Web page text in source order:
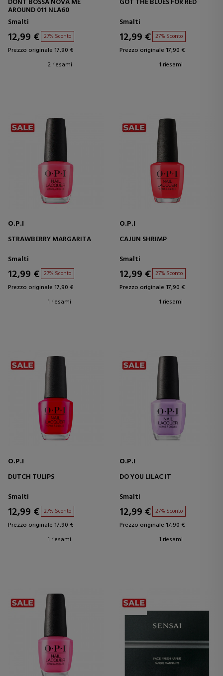
AROUND 011 NLA60
Smalti
12,99 € 27% Sconto
Prezzo originale 17,90 €
2 riesami
Smalti
12,99 € 27% Sconto
Prezzo originale 17,90 €
1 riesami
O.P.I
STRAWBERRY MARGARITA
Smalti
12,99 € 27% Sconto
Prezzo originale 17,90 €
1 riesami
O.P.I
CAJUN SHRIMP
Smalti
12,99 € 27% Sconto
Prezzo originale 17,90 €
1 riesami
O.P.I
DUTCH TULIPS
Smalti
12,99 € 27% Sconto
Prezzo originale 17,90 €
1 riesami
O.P.I
DO YOU LILAC IT
Smalti
12,99 € 27% Sconto
Prezzo originale 17,90 €
1 riesami